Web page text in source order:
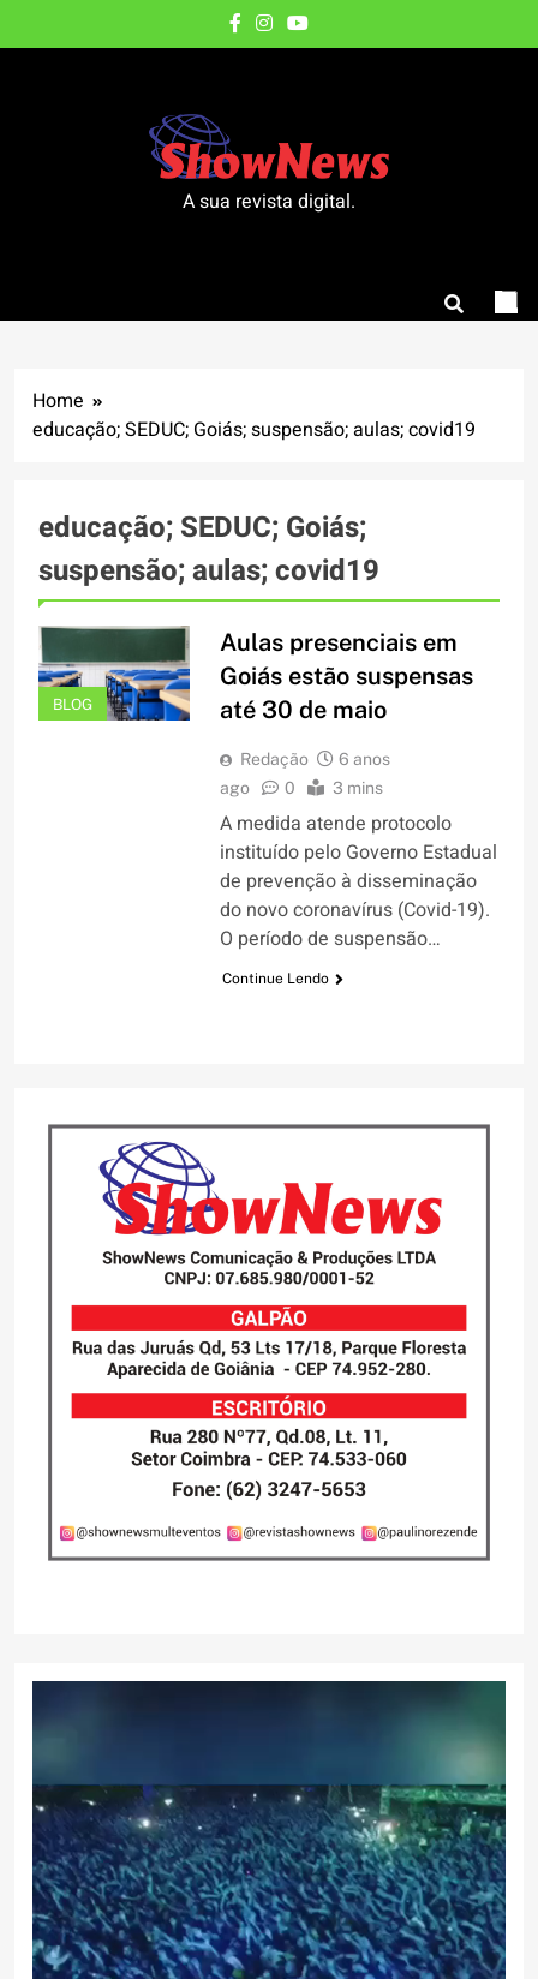
to
A sua revista digital.
Home
educação; SEDUC; Goiás; suspensão; aulas; covid19
educação; SEDUC; Goiás;
suspensão; aulas; covid19
BLOG
Aulas presenciais em
Goiás estão suspensas
até 30 de maio
Redação
6 anos
ago
0 3 mins
A medida atende protocolo
instituído pelo Governo Estadual
de prevenção à disseminação
do novo coronavírus (Covid-19).
O período de suspensão…
Continue Lendo